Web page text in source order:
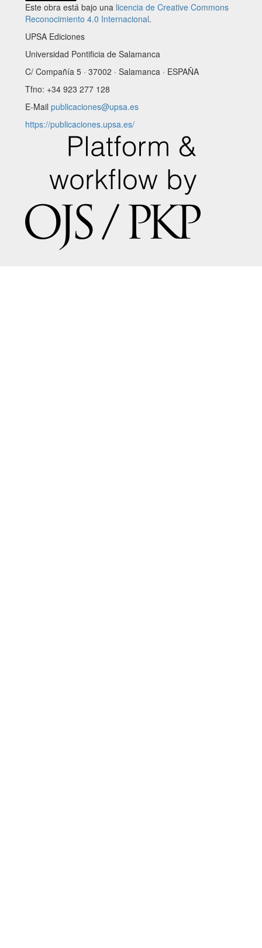
Este obra está bajo una licencia de Creative Commons
Reconocimiento 4.0 Internacional.
UPSA Ediciones
Universidad Pontificia de Salamanca
C/ Compañía 5 · 37002 · Salamanca · ESPAÑA
Tfno: +34 923 277 128
E-Mail publicaciones@upsa.es
https://publicaciones.upsa.es/